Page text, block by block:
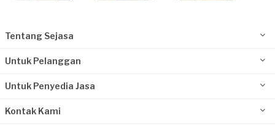
Tentang Sejasa
Untuk Pelanggan
Untuk Penyedia Jasa
Kontak Kami